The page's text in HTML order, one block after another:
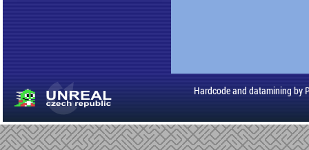
Hardcode and datamining by